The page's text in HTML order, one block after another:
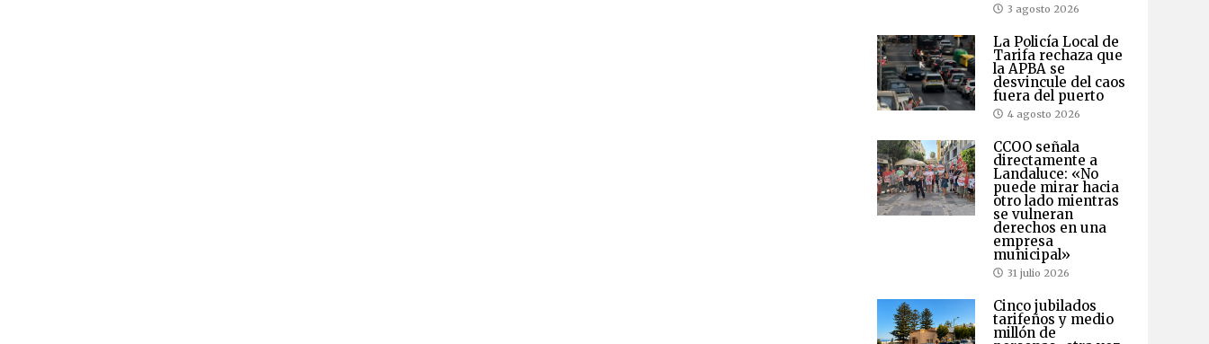
3 agosto 2026
La Policía Local de
Tarifa rechaza que
la APBA se
desvincule del caos
fuera del puerto
4 agosto 2026
CCOO señala
directamente a
Landaluce: «No
puede mirar hacia
otro lado mientras
se vulneran
derechos en una
empresa
municipal»
31 julio 2026
Cinco jubilados
tarifeños y medio
millón de